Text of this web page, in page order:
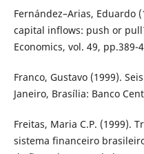
Fernández–Arias, Eduardo
capital inflows: push or
Economics, vol. 49, pp.389-
Franco, Gustavo (1999).
Janeiro, Brasília: Banco
Freitas, Maria C.P. (1999).
sistema financeiro